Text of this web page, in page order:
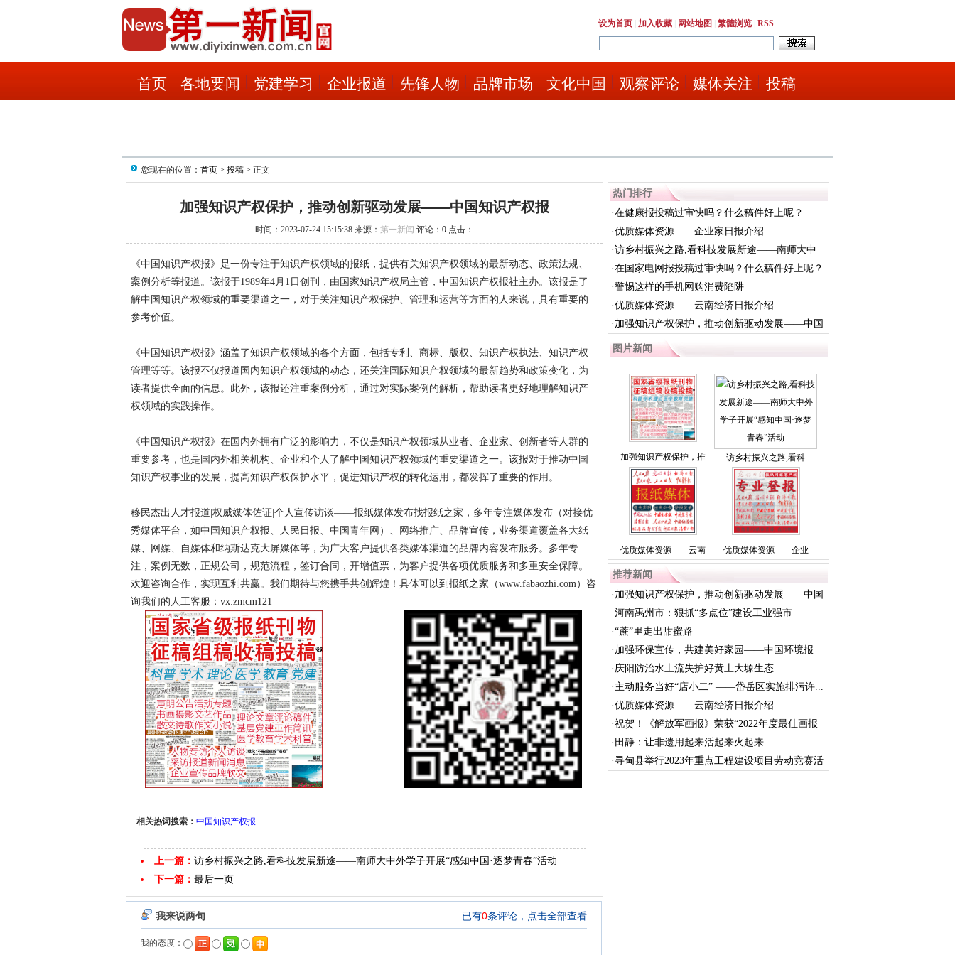
设为首页 加入收藏 网站地图 繁體浏览 RSS
首页 各地要闻 党建学习 企业报道 先锋人物 品牌市场 文化中国 观察评论 媒体关注 投稿
您现在的位置： 首页 > 投稿 > 正文
加强知识产权保护，推动创新驱动发展——中国知识产权报
时间：2023-07-24 15:15:38 来源： 第一新闻 评论： 0 点击：
《中国知识产权报》是一份专注于知识产权领域的报纸，提供有关知识产权领域的最新动态、政策法规、
案例分析等报道。该报于1989年4月1日创刊，由国家知识产权局主管，中国知识产权报社主办。该报是了
解中国知识产权领域的重要渠道之一，对于关注知识产权保护、管理和运营等方面的人来说，具有重要的
参考价值。
《中国知识产权报》涵盖了知识产权领域的各个方面，包括专利、商标、版权、知识产权执法、知识产权
管理等等。该报不仅报道国内知识产权领域的动态，还关注国际知识产权领域的最新趋势和政策变化，为
读者提供全面的信息。此外，该报还注重案例分析，通过对实际案例的解析，帮助读者更好地理解知识产
权领域的实践操作。
《中国知识产权报》在国内外拥有广泛的影响力，不仅是知识产权领域从业者、企业家、创新者等人群的
重要参考，也是国内外相关机构、企业和个人了解中国知识产权领域的重要渠道之一。该报对于推动中国
知识产权事业的发展，提高知识产权保护水平，促进知识产权的转化运用，都发挥了重要的作用。
移民杰出人才报道|权威媒体佐证|个人宣传访谈——报纸媒体发布找报纸之家，多年专注媒体发布（对接优
秀媒体平台，如中国知识产权报、人民日报、中国青年网）、网络推广、品牌宣传，业务渠道覆盖各大纸
媒、网媒、自媒体和纳斯达克大屏媒体等，为广大客户提供各类媒体渠道的品牌内容发布服务。多年专
注，案例无数，正规公司，规范流程，签订合同，开增值票，为客户提供各项优质服务和多重安全保障。
欢迎咨询合作，实现互利共赢。我们期待与您携手共创辉煌！具体可以到报纸之家（www.fabaozhi.com）咨
询我们的人工客服：vx:zmcm121
相关热词搜索： 中国知识产权报
上一篇： 访乡村振兴之路,看科技发展新途——南师大中外学子开展“感知中国·逐梦青春”活动
下一篇： 最后一页
热门排行
·在健康报投稿过审快吗？什么稿件好上呢？
·优质媒体资源——企业家日报介绍
·访乡村振兴之路,看科技发展新途——南师大中
外学...
·在国家电网报投稿过审快吗？什么稿件好上呢？
·警惕这样的手机网购消费陷阱
·优质媒体资源——云南经济日报介绍
· 加强知识产权保护，推动创新驱动发展——中国
知...
图片新闻
加强知识产权保护，推 访乡村振兴之路,看科
优质媒体资源——云南 优质媒体资源——企业
推荐新闻
· 加强知识产权保护，推动创新驱动发展——中国
知...
·河南禹州市：狠抓“多点位”建设工业强市
·“蔗”里走出甜蜜路
· 加强环保宣传，共建美好家园——中国环境报
· 庆阳防治水土流失护好黄土大塬生态
· 主动服务当好“店小二” ——岱岳区实施排污许...
·优质媒体资源——云南经济日报介绍
·祝贺！《解放军画报》荣获“2022年度最佳画报
奖”
· 田静：让非遗用起来活起来火起来
·寻甸县举行2023年重点工程建设项目劳动竞赛活